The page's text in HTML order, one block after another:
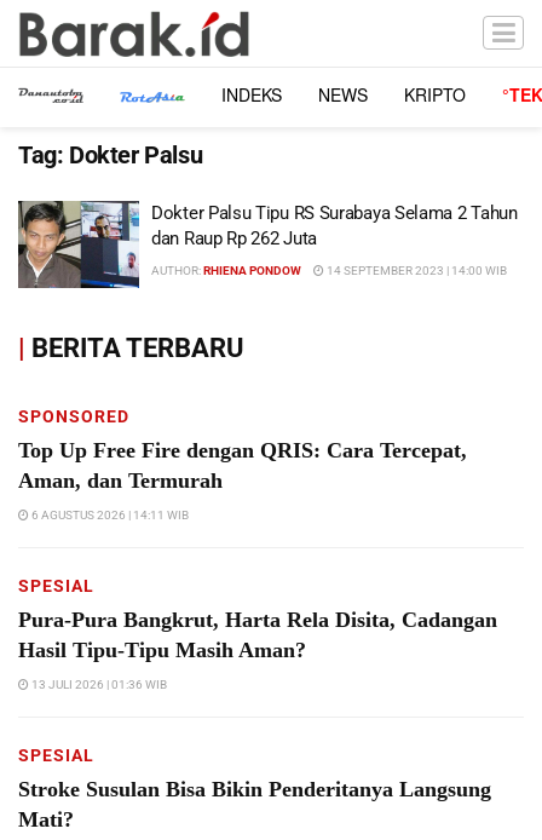
INDEKS NEWS KRIPTO
Tag: Dokter Palsu
Dokter Palsu Tipu RS Surabaya Selama 2 Tahun
dan Raup Rp 262 Juta
AUTHOR:RHIENA PONDOW 14 SEPTEMBER 2023 | 14:00 WIB
| BERITA TERBARU
SPONSORED
Top Up Free Fire dengan QRIS: Cara Tercepat,
Aman, dan Termurah
6 AGUSTUS 2026 | 14:11 WIB
SPESIAL
Pura-Pura Bangkrut, Harta Rela Disita, Cadangan
Hasil Tipu-Tipu Masih Aman?
13 JULI 2026 | 01:36 WIB
SPESIAL
Stroke Susulan Bisa Bikin Penderitanya Langsung
Mati?